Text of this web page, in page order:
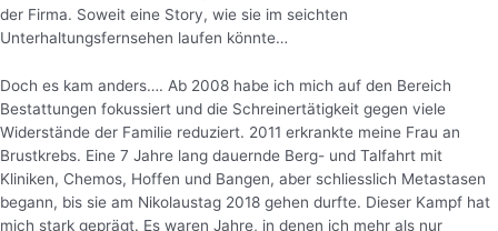
der Firma. Soweit eine Story, wie sie im seichten
Unterhaltungsfernsehen laufen könnte…
Doch es kam anders…. Ab 2008 habe ich mich auf den Bereich
Bestattungen fokussiert und die Schreinertätigkeit gegen viele
Widerstände der Familie reduziert. 2011 erkrankte meine Frau an
Brustkrebs. Eine 7 Jahre lang dauernde Berg- und Talfahrt mit
Kliniken, Chemos, Hoffen und Bangen, aber schliesslich Metastasen
begann, bis sie am Nikolaustag 2018 gehen durfte. Dieser Kampf hat
mich stark geprägt. Es waren Jahre, in denen ich mehr als nur